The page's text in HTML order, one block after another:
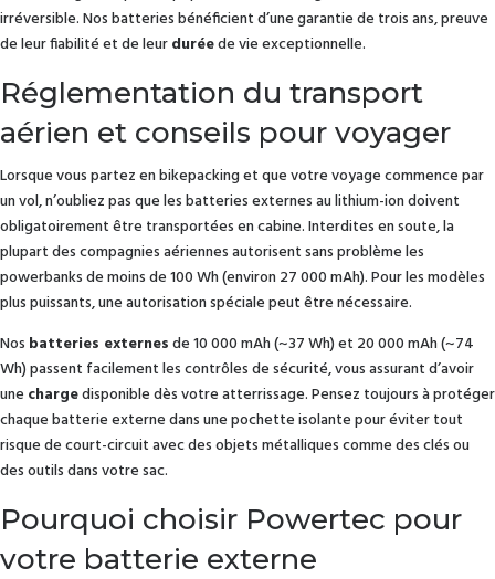
irréversible. Nos batteries bénéficient d’une garantie de trois ans, preuve
de leur fiabilité et de leurduréede vie exceptionnelle.
Réglementation du transport
aérien et conseils pour voyager
Lorsque vous partez en bikepacking et que votre voyage commence par
un vol, n’oubliez pas que les batteries externes au lithium-ion doivent
obligatoirement être transportées en cabine. Interdites en soute, la
plupart des compagnies aériennes autorisent sans problème les
powerbanks de moins de 100 Wh (environ 27 000 mAh). Pour les modèles
plus puissants, une autorisation spéciale peut être nécessaire.
Nos batteries externesde 10 000 mAh (~37 Wh) et 20 000 mAh (~74
Wh) passent facilement les contrôles de sécurité, vous assurant d’avoir
une chargedisponible dès votre atterrissage. Pensez toujours à protéger
chaque batterie externe dans une pochette isolante pour éviter tout
risque de court-circuit avec des objets métalliques comme des clés ou
des outils dans votre sac.
Pourquoi choisir Powertec pour
votre batterie externe